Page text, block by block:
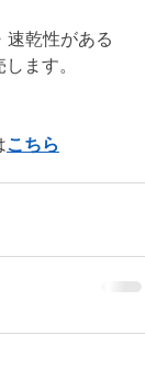
速乾性がある
ます。
こちら